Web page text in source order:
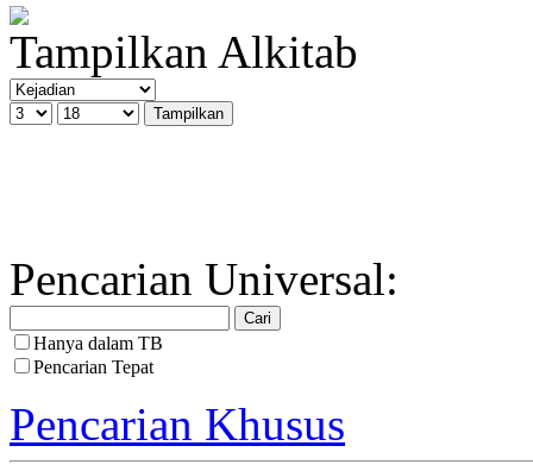
Tampilkan Alkitab
Pencarian Universal:
Hanya dalam TB
Pencarian Tepat
Pencarian Khusus